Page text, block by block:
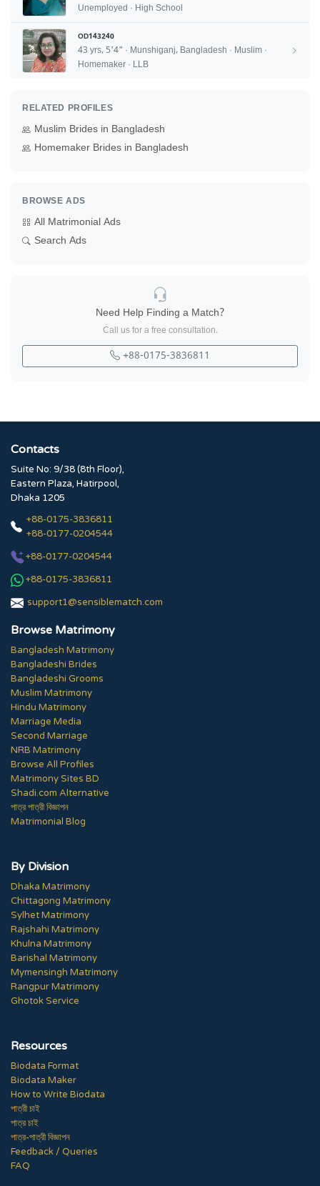
Unemployed · High School
OD143240
43 yrs, 5'4" · Munshiganj, Bangladesh · Muslim ·
Homemaker · LLB
RELATED PROFILES
Muslim Brides in Bangladesh
Homemaker Brides in Bangladesh
BROWSE ADS
All Matrimonial Ads
Search Ads
Need Help Finding a Match?
Call us for a free consultation.
+88-0175-3836811
Contacts
Suite No: 9/38 (8th Floor),
Eastern Plaza, Hatirpool,
Dhaka 1205
+88-0175-3836811
+88-0177-0204544
+88-0177-0204544
+88-0175-3836811
support1@sensiblematch.com
Browse Matrimony
Bangladesh Matrimony
Bangladeshi Brides
Bangladeshi Grooms
Muslim Matrimony
Hindu Matrimony
Marriage Media
Second Marriage
NRB Matrimony
Browse All Profiles
Matrimony Sites BD
Shadi.com Alternative
পাত্র পাত্রী বিজ্ঞাপন
Matrimonial Blog
By Division
Dhaka Matrimony
Chittagong Matrimony
Sylhet Matrimony
Rajshahi Matrimony
Khulna Matrimony
Barishal Matrimony
Mymensingh Matrimony
Rangpur Matrimony
Ghotok Service
Resources
Biodata Format
Biodata Maker
How to Write Biodata
পাত্রী চাই
পাত্র চাই
পাত্র-পাত্রী বিজ্ঞাপন
Feedback / Queries
FAQ